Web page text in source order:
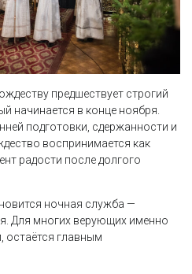
предшествует строгий
начинается в конце ноября.
подготовки, сдержанности и
воспринимается как
радости после долгого
ночная служба —
Для многих верующих именно
остаётся главным